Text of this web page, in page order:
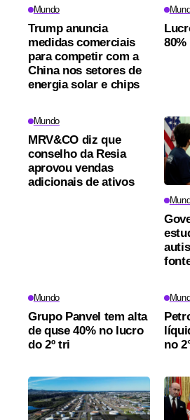
Mundo
Trump anuncia
medidas comerciais
para competir com a
China nos setores de
energia solar e chips
80%
Mundo
MRV&CO diz que
conselho da Resia
aprovou vendas
adicionais de ativos
Mundo
Grupo Panvel tem alta
de quse 40% no lucro
do 2º tri
no